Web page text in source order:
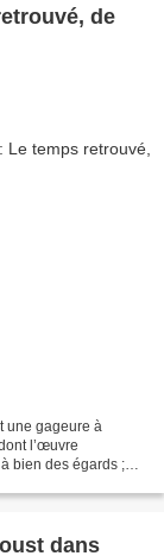
de
une gageure à
l’œuvre
bien des égards ;
dans